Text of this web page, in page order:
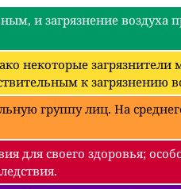
и загрязнение воздуха
некоторые загрязнители
к загрязнению
группу лиц. На
для своего здоровья;